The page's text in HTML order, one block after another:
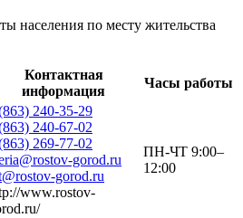
населения по месту жительства
Контактная
информация
Часы работы
240-35-29
240-67-02
269-77-02
gorod.ru
gorod.ru
www.rostov-
ПН-ЧТ 9:00–
12:00